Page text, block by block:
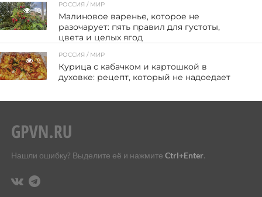
10
РОССИЯ / МИР
Малиновое варенье, которое не
разочарует: пять правил для густоты,
цвета и целых ягод
9
РОССИЯ / МИР
Курица с кабачком и картошкой в
духовке: рецепт, который не надоедает
Нашли ошибку? Выделите её и нажмите Ctrl+Enter.